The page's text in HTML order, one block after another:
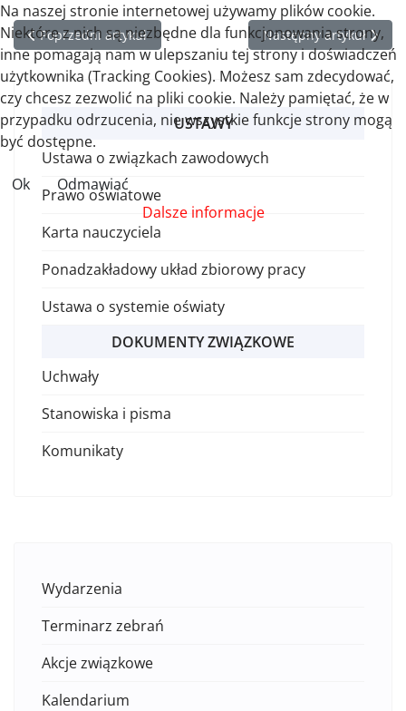
Poprzedni artykuł: Stanowisko KSOiW ws. zmiany podstawy
Poprzedni artykuł Następny artykuł:
Następny artykuł
USTAWY
Ustawa o związkach zawodowych
Prawo oświatowe
Karta nauczyciela
Ponadzakładowy układ zbiorowy pracy
Ustawa o systemie oświaty
DOKUMENTY ZWIĄZKOWE
Uchwały
Stanowiska i pisma
Komunikaty
Wydarzenia
Terminarz zebrań
Akcje związkowe
Kalendarium
Na naszej stronie internetowej używamy plików cookie.
Niektóre z nich są niezbędne dla funkcjonowania strony,
inne pomagają nam w ulepszaniu tej strony i doświadczeń
użytkownika (Tracking Cookies). Możesz sam zdecydować,
czy chcesz zezwolić na pliki cookie. Należy pamiętać, że w
przypadku odrzucenia, nie wszystkie funkcje strony mogą
być dostępne.
Ok
Odmawiać
Dalsze informacje